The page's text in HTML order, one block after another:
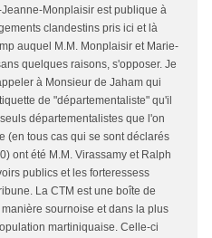
Monplaisir est publique à
clandestins pris ici et là
auquel M.M. Monplaisir et Marie-
quelques raisons, s'opposer. Je
à Monsieur de Jaham qui
de "départementaliste" qu'il
départementalistes que l'on
(en tous cas qui se sont déclarés
ont été M.M. Virassamy et Ralph
publics et les forteressess
La CTM est une boîte de
sournoise et dans la plus
martiniquaise. Celle-ci